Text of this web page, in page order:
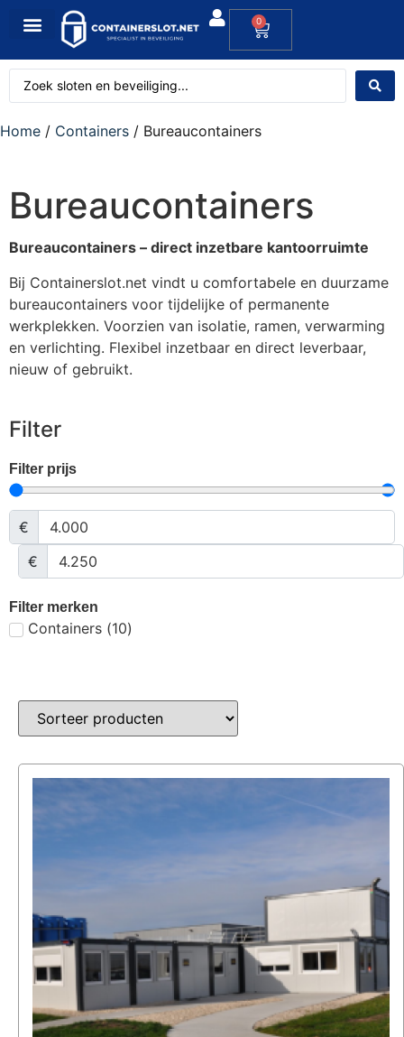
0
Home / Containers / Bureaucontainers
Bureaucontainers
Bureaucontainers – direct inzetbare kantoorruimte
Bij Containerslot.net vindt u comfortabele en duurzame
bureaucontainers voor tijdelijke of permanente
werkplekken. Voorzien van isolatie, ramen, verwarming
en verlichting. Flexibel inzetbaar en direct leverbaar,
nieuw of gebruikt.
Filter
Filter prijs
€
€
Filter merken
Containers (10)